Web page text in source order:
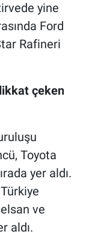
yine
Ford
Rafineri
çeken
Toyota
yer aldı.
ve
aldı.